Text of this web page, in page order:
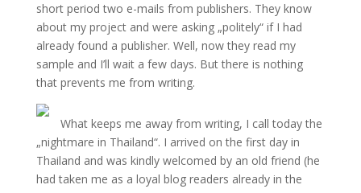
short period two e-mails from publishers. They know
about my project and were asking „politely“ if I had
already found a publisher. Well, now they read my
sample and I’ll wait a few days. But there is nothing
that prevents me from writing.
What keeps me away from writing, I call today the
„nightmare in Thailand“. I arrived on the first day in
Thailand and was kindly welcomed by an old friend (he
had taken me as a loyal blog readers already in the